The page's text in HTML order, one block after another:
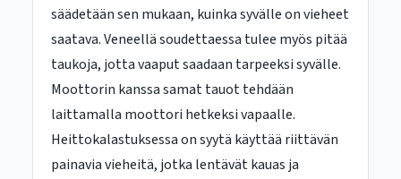
säädetään sen mukaan, kuinka syvälle on vieheet
saatava. Veneellä soudettaessa tulee myös pitää
taukoja, jotta vaaput saadaan tarpeeksi syvälle.
Moottorin kanssa samat tauot tehdään
laittamalla moottori hetkeksi vapaalle.
Heittokalastuksessa on syytä käyttää riittävän
painavia vieheitä, jotka lentävät kauas ja